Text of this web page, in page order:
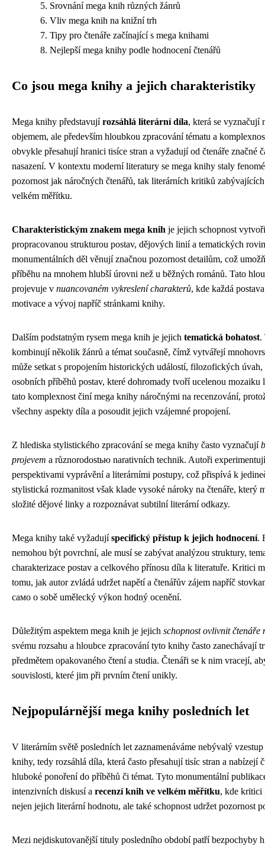
Srovnání mega knih různých žánrů
Vliv mega knih na knižní trh
Tipy pro čtenáře začínající s mega knihami
Nejlepší mega knihy podle hodnocení čtenářů
Co jsou mega knihy a jejich charakteristiky
Mega knihy představujírozsáhlá literární díla, která se vyznačují
objemem, ale především hloubkou zpracování tématu a
obvykle přesahují hranici tisíce stran a vyžadují od čtenáře značné
nasazení. V kontextu moderní literatury se mega knihy staly
pozornost jak náročných čtenářů, tak literárních kritiků
velkém měřítku.
Charakteristickým znakem mega knih je jejich schopnost
propracovanou strukturou postav, dějových linií a tematických
monumentálních děl věnují značnou pozornost detailům, což
příběhu na mnohem hlubší úrovni než u běžných románů. Tato
projevuje v nuancovaném vykreslení charakterů, kde každá
motivace a vývoj napříč stránkami knihy.
Dalším podstatným rysem mega knih je jejich tematická bohatost.
kombinují několik žánrů a témat současně, čímž vytvářejí
může setkat s propojením historických událostí, filozofických
osobních příběhů postav, které dohromady tvoří ucelenou mozaiku
tato komplexnost činí mega knihy náročnými na recenzování,
všechny aspekty díla a posoudit jejich vzájemné propojení.
Z hlediska stylistického zpracování se mega knihy často vyznačují
projevem a různorodostью narativních technik. Autoři
perspektivami vyprávění a literárními postupy, což přispívá k
stylistická rozmanitost však klade vysoké nároky na čtenáře, který
složité dějové linky a rozpoznávat subtilní literární odkazy.
Mega knihy také vyžadujíspecifický přístup k jejich hodnocení.
nemohou být povrchní, ale musí se zabývat analýzou struktury,
charakterizace postav a celkového přínosu díla k literatuře. Kritici
tomu, jak autor zvládá udržet napětí a čtenářův zájem napříč
само o sobě umělecký výkon hodný ocenění.
Důležitým aspektem mega knih je jejich schopnost ovlivnit čtenáře
svému rozsahu a hloubce zpracování tyto knihy často zanechávají
předmětem opakovaného čtení a studia. Čtenáři se k nim vracejí,
souvislosti, které jim při prvním čtení unikly.
Nejpopulárnější mega knihy posledních let
V literárním světě posledních let zaznamenáváme nebývalý
knihy, tedy rozsáhlá díla, která často přesahují tisíc stran a nabízejí
hluboké ponoření do příběhů či témat. Tyto monumentální
intenzivních diskusí a recenzí knih ve velkém měřítku, kde kritici
nejen jejich literární hodnotu, ale také schopnost udržet pozornost
Mezi nejdiskutovanější tituly posledního období patří bezpochyby